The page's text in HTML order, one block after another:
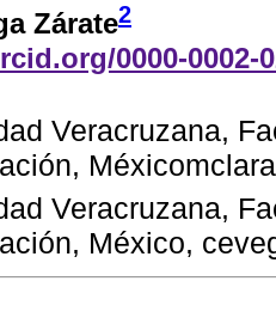
Zárate2
0000-0002-
Veracruzana,
Veracruzana,
México,